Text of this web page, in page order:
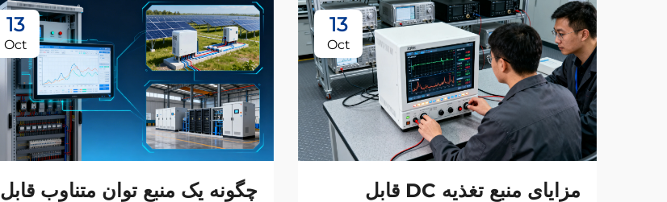
13
Oct
مزایای منبع تغذیه DC قابل
13
Oct
چگونه یک منبع توان متناوب قابل